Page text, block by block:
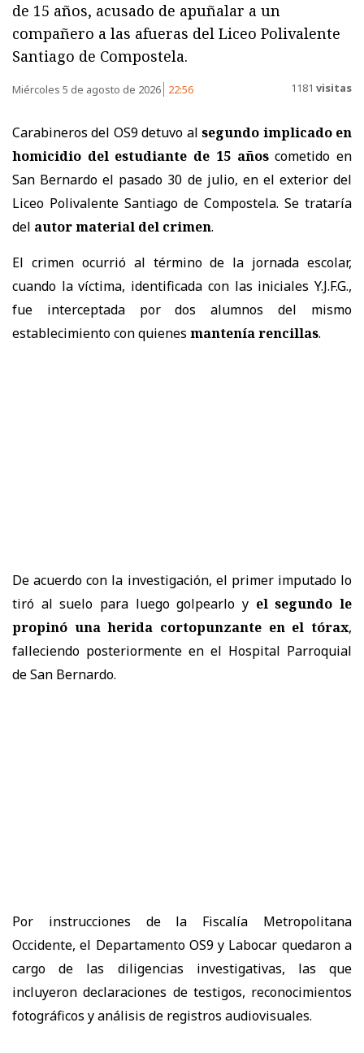
de 15 años, acusado de apuñalar a un
compañero a las afueras del Liceo Polivalente
Santiago de Compostela.
Miércoles 5 de agosto de 2026 22:56 1181 visitas
Carabineros del OS9 detuvo al segundo implicado en
homicidio del estudiante de 15 añoscometido en
San Bernardo el pasado 30 de julio, en el exterior del
Liceo Polivalente Santiago de Compostela. Se trataría
del autor material del crimen.
El crimen ocurrió al término de la jornada escolar,
cuando la víctima, identificada con las iniciales Y.J.F.G.,
fue interceptada por dos alumnos del mismo
establecimiento con quienes mantenía rencillas.
De acuerdo con la investigación, el primer imputado lo
tiró al suelo para luego golpearlo y el segundo le
propinó una herida cortopunzante en el tórax,
falleciendo posteriormente en el Hospital Parroquial
de San Bernardo.
Por instrucciones de la Fiscalía Metropolitana
Occidente, el Departamento OS9 y Labocar quedaron a
cargo de las diligencias investigativas, las que
incluyeron declaraciones de testigos, reconocimientos
fotográficos y análisis de registros audiovisuales.